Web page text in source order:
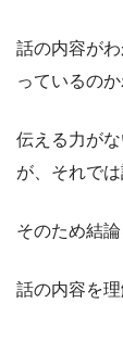
話の内容が
っているの
伝える力が
が、それで
そのため結
話の内容を理